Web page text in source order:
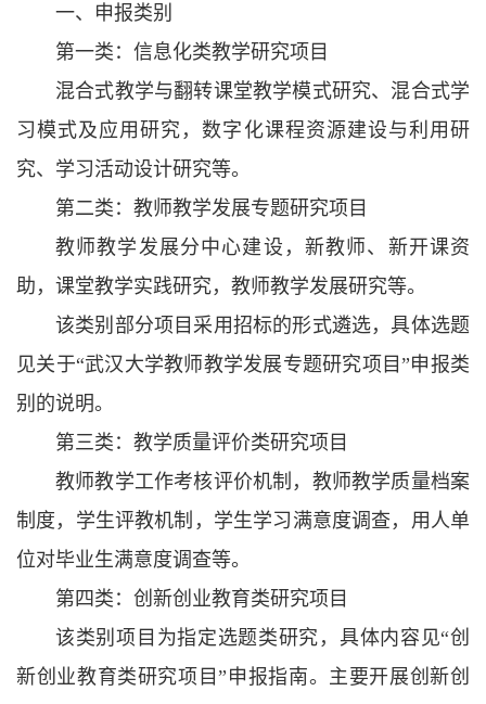
一、申报类别
第一类：信息化类教学研究项目
混合式教学与翻转课堂教学模式研究、混合式学
习模式及应用研究，数字化课程资源建设与利用研
究、学习活动设计研究等。
第二类：教师教学发展专题研究项目
教师教学发展分中心建设，新教师、新开课资
助，课堂教学实践研究，教师教学发展研究等。
该类别部分项目采用招标的形式遴选，具体选题
见关于“武汉大学教师教学发展专题研究项目”申报类
别的说明。
第三类：教学质量评价类研究项目
教师教学工作考核评价机制，教师教学质量档案
制度，学生评教机制，学生学习满意度调查，用人单
位对毕业生满意度调查等。
第四类：创新创业教育类研究项目
该类别项目为指定选题类研究，具体内容见“创
新创业教育类研究项目”申报指南。主要开展创新创